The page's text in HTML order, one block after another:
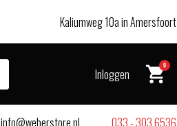
Kaliumweg 10a in Amersfoort
Inloggen
0
info@weberstore.nl 033 - 303 6536